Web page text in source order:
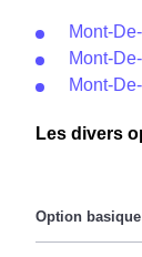
Mont-
Mont-
Mont-
Les divers